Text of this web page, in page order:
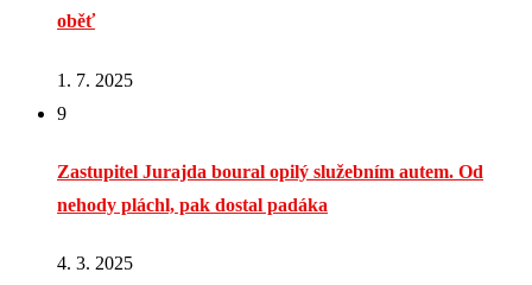
oběť
1. 7. 2025
9
Zastupitel Jurajda boural opilý služebním autem. Od
nehody pláchl, pak dostal padáka
4. 3. 2025